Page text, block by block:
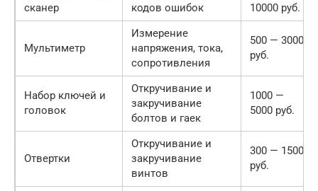
сканер
кодов ошибок
10000 руб.
Мультиметр
Измерение
напряжения, тока,
сопротивления
500 — 3000
руб.
Набор ключей и
головок
Откручивание и
закручивание
болтов и гаек
1000 —
5000 руб.
Отвертки
Откручивание и
закручивание
винтов
300 — 1500
руб.